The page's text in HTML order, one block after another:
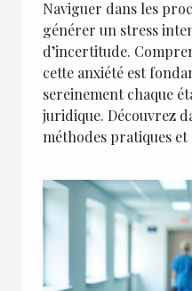
Naviguer dans les
générer un stress
d’incertitude.
cette anxiété est
sereinement chaque
juridique. Découvrez
méthodes pratiques